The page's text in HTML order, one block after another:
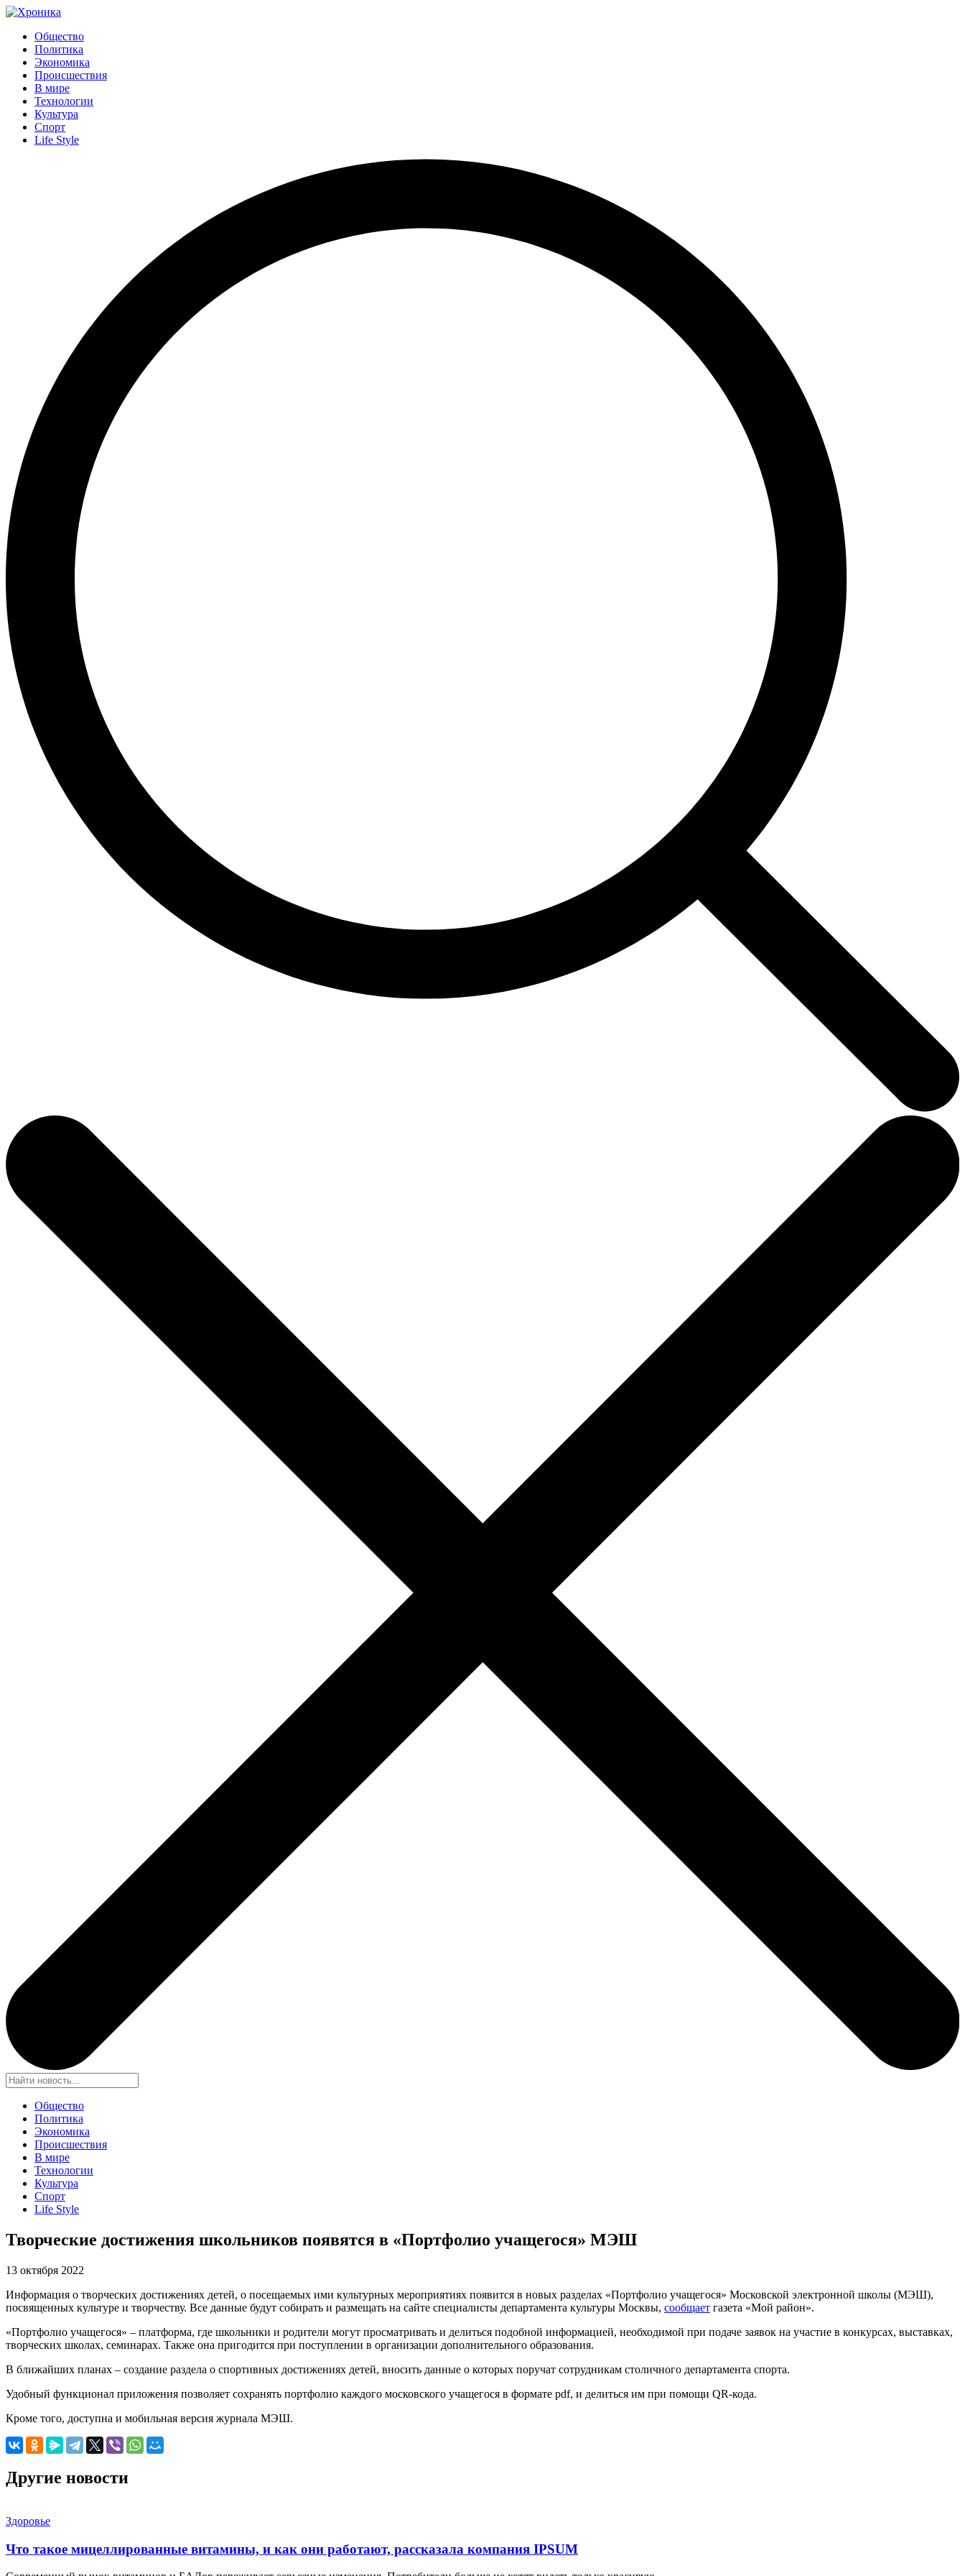
Общество
Политика
Экономика
Происшествия
В мире
Технологии
Культура
Спорт
Life Style
Общество
Политика
Экономика
Происшествия
В мире
Технологии
Культура
Спорт
Life Style
Творческие достижения школьников появятся в «Портфолио учащегося» МЭШ
13 октября 2022
Информация о творческих достижениях детей, о посещаемых ими культурных мероприятиях появится в новых разделах «Портфолио учащегося» Московской электронной школы (МЭШ),
посвященных культуре и творчеству. Все данные будут собирать и размещать на сайте специалисты департамента культуры Москвы, сообщает газета «Мой район».
«Портфолио учащегося» – платформа, где школьники и родители могут просматривать и делиться подобной информацией, необходимой при подаче заявок на участие в конкурсах, выставках,
творческих школах, семинарах. Также она пригодится при поступлении в организации дополнительного образования.
В ближайших планах – создание раздела о спортивных достижениях детей, вносить данные о которых поручат сотрудникам столичного департамента спорта.
Удобный функционал приложения позволяет сохранять портфолио каждого московского учащегося в формате pdf, и делиться им при помощи QR-кода.
Кроме того, доступна и мобильная версия журнала МЭШ.
Другие новости
Здоровье
Что такое мицеллированные витамины, и как они работают, рассказала компания IPSUM